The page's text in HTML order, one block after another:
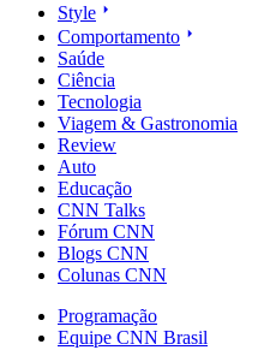
Style
Comportamento
Saúde
Ciência
Tecnologia
Viagem & Gastronomia
Review
Auto
Educação
CNN Talks
Fórum CNN
Blogs CNN
Colunas CNN
Programação
Equipe CNN Brasil